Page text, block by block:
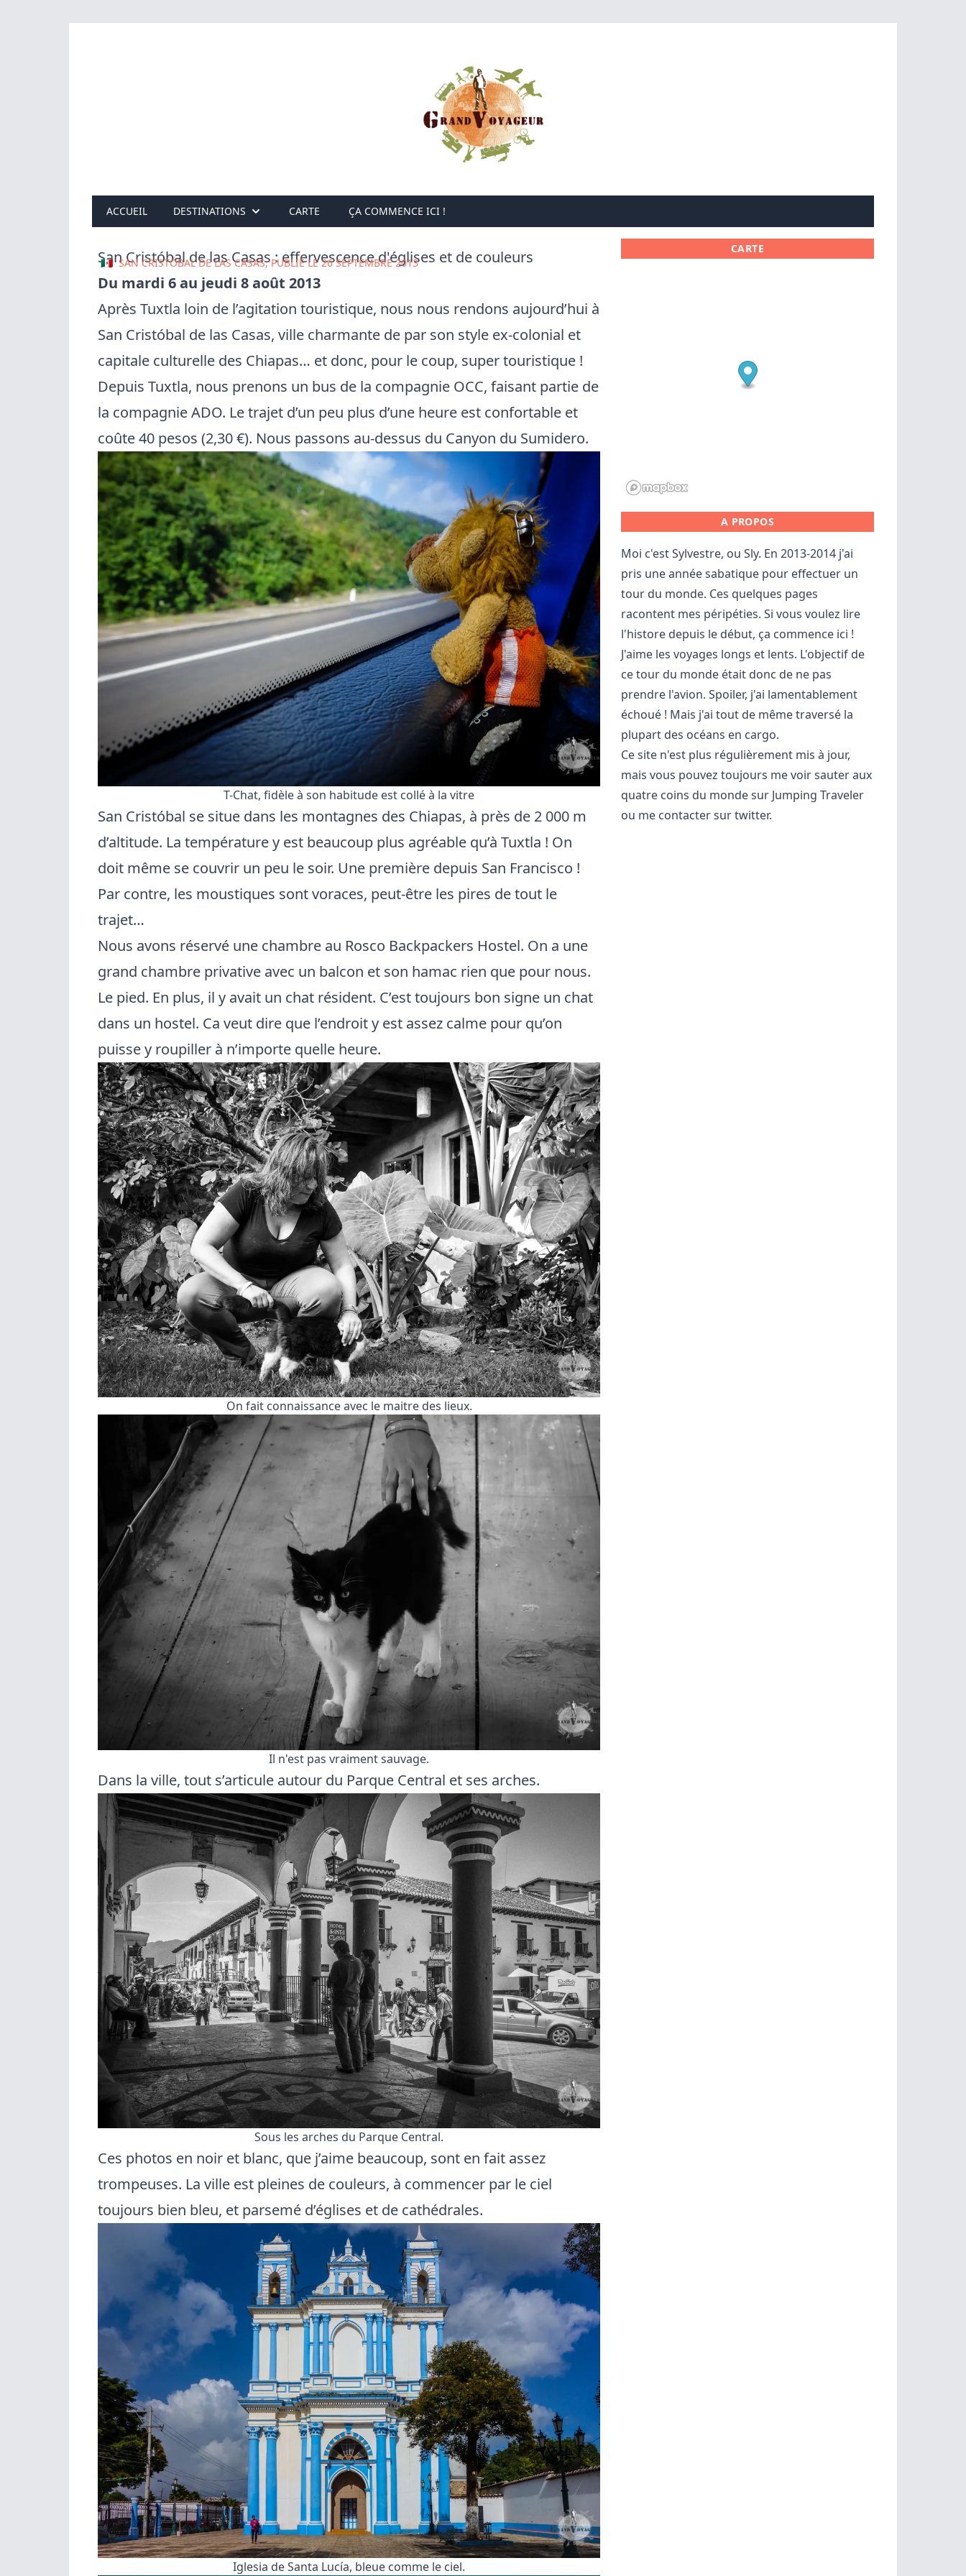
ACCUEIL DESTINATIONS CARTE ÇA COMMENCE ICI !
San Cristóbal de las Casas : effervescence d'églises et de couleurs
🇲🇽 SAN CRISTÓBAL DE LAS CASAS, PUBLIÉ LE26 SEPTEMBRE 2013
Du mardi 6 au jeudi 8 août 2013
Après Tuxtla loin de l’agitation touristique, nous nous rendons aujourd’hui à
San Cristóbal de las Casas, ville charmante de par son style ex-colonial et
capitale culturelle des Chiapas… et donc, pour le coup, super touristique !
Depuis Tuxtla, nous prenons un bus de la compagnie OCC, faisant partie de
la compagnieADO. Le trajet d’un peu plus d’une heure est confortable et
coûte 40 pesos (2,30 €). Nous passons au-dessus du Canyon du Sumidero.
T-Chat, fidèle à son habitude est collé à la vitre
San Cristóbal se situe dans les montagnes des Chiapas, à près de 2 000 m
d’altitude. La température y est beaucoup plus agréable qu’à Tuxtla ! On
doit même se couvrir un peu le soir. Une première depuis San Francisco !
Par contre, les moustiques sont voraces, peut-être les pires de tout le
trajet…
Nous avons réservé une chambre au Rosco Backpackers Hostel. On a une
grand chambre privative avec un balcon et son hamac rien que pour nous.
Le pied. En plus, il y avait un chat résident. C’est toujours bon signe un chat
dans un hostel. Ca veut dire que l’endroit y est assez calme pour qu’on
puisse y roupiller à n’importe quelle heure.
On fait connaissance avec le maitre des lieux.
Il n'est pas vraiment sauvage.
Dans la ville, tout s’articule autour du Parque Central et ses arches.
Sous les arches du Parque Central.
Ces photos en noir et blanc, que j’aime beaucoup, sont en fait assez
trompeuses. La ville est pleines de couleurs, à commencer par le ciel
toujours bien bleu, et parsemé d’églises et de cathédrales.
Iglesia de Santa Lucía, bleue comme le ciel.
CARTE
A PROPOS
Moi c'est Sylvestre, ou Sly. En 2013-2014 j'ai
pris une année sabatique pour effectuer un
tour du monde. Ces quelques pages
racontent mes péripéties. Si vous voulez lire
l'histore depuis le début, ça commence ici !
J'aime les voyages longs et lents. L'objectif de
ce tour du monde était donc de ne pas
prendre l'avion. Spoiler, j'ai lamentablement
échoué ! Mais j'ai tout de mêmetraversé la
plupart des océans en cargo.
Ce site n'est plus régulièrement mis à jour,
mais vous pouvez toujours me voir sauter aux
quatre coins du monde sur Jumping Traveler
ou me contacter surtwitter.